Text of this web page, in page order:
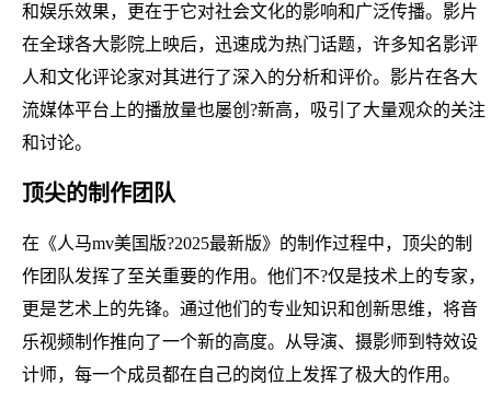
和娱乐效果，更在于它对社会文化的影响和广泛传播。影片
在全球各大影院上映后，迅速成为热门话题，许多知名影评
人和文化评论家对其进行了深入的分析和评价。影片在各大
流媒体平台上的播放量也屡创?新高，吸引了大量观众的关注
和讨论。
顶尖的制作团队
在《人马mv美国版?2025最新版》的制作过程中，顶尖的制
作团队发挥了至关重要的作用。他们不?仅是技术上的专家，
更是艺术上的先锋。通过他们的专业知识和创新思维，将音
乐视频制作推向了一个新的高度。从导演、摄影师到特效设
计师，每一个成员都在自己的岗位上发挥了极大的作用。